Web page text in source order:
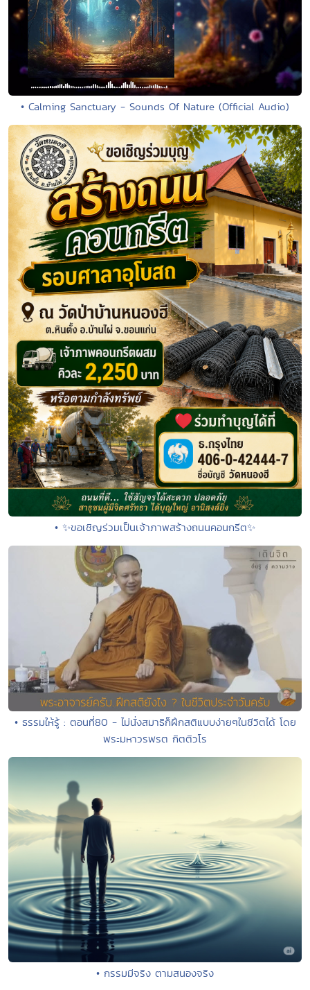
• Calming Sanctuary - Sounds Of Nature (Official Audio)
• ✨ขอเชิญร่วมเป็นเจ้าภาพสร้างถนนคอนกรีต✨
• ธรรมให้รู้ : ตอนที่80 - ไม่นั่งสมาธิก็ฝึกสติแบบง่ายๆในชีวิตได้ โดย
พระมหาวรพรต กิตติวโร
• กรรมมีจริง ตามสนองจริง